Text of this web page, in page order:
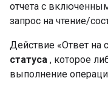
отчета с
запрос на чтение/
Действие «Ответ на
статуса , которое
выполнение